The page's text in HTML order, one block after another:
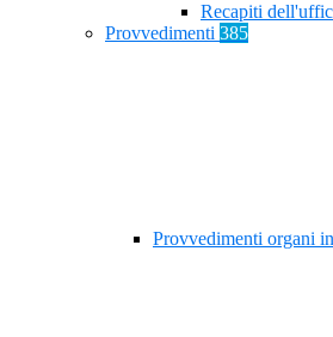
Recapiti
Provvedimenti 385
Provvedimenti organi